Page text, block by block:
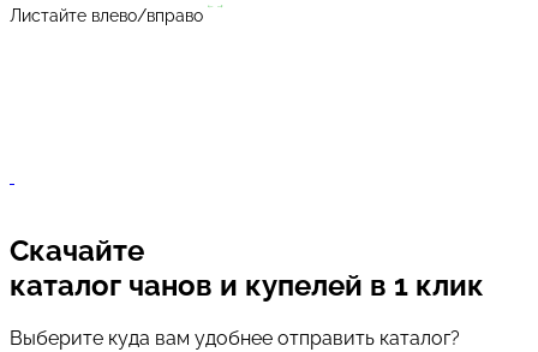
Листайте влево/вправо
Скачайте
каталог чанов и купелей в 1 клик
Выберите куда вам удобнее отправить каталог?